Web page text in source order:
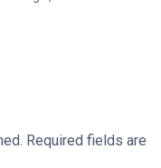
Required fields are